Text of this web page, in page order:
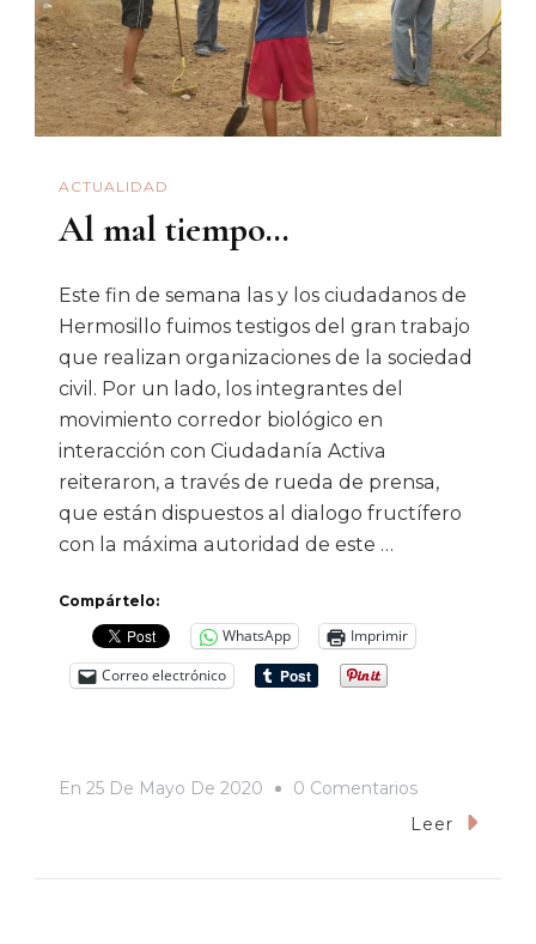
ACTUALIDAD
Al mal tiempo…
Este fin de semana las y los ciudadanos de
Hermosillo fuimos testigos del gran trabajo
que realizan organizaciones de la sociedad
civil. Por un lado, los integrantes del
movimiento corredor biológico en
interacción con Ciudadanía Activa
reiteraron, a través de rueda de prensa,
que están dispuestos al dialogo fructífero
con la máxima autoridad de este …
Compártelo:
WhatsApp
Imprimir
Correo electrónico
En 25 De Mayo De 2020 0 ComentariosEn
Al
Leer